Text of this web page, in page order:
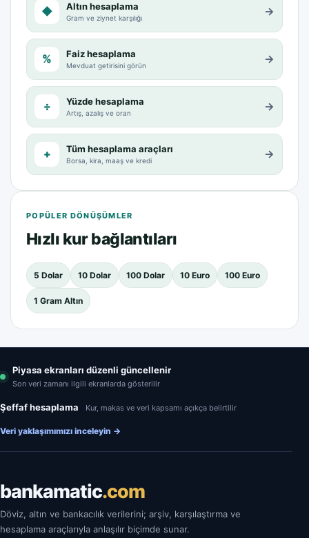
◆ Altın hesaplama
Gram ve ziynet karşılığı →
% Faiz hesaplama
Mevduat getirisini görün →
÷ Yüzde hesaplama
Artış, azalış ve oran →
+ Tüm hesaplama araçları
Borsa, kira, maaş ve kredi →
POPÜLER DÖNÜŞÜMLER
Hızlı kur bağlantıları
5 Dolar 10 Dolar 100 Dolar 10 Euro 100 Euro
1 Gram Altın
Piyasa ekranları düzenli güncellenir
Son veri zamanı ilgili ekranlarda gösterilir
Şeffaf hesaplama Kur, makas ve veri kapsamı açıkça belirtilir
Veri yaklaşımımızı inceleyin →
bankamatic.com
Döviz, altın ve bankacılık verilerini; arşiv, karşılaştırma ve
hesaplama araçlarıyla anlaşılır biçimde sunar.